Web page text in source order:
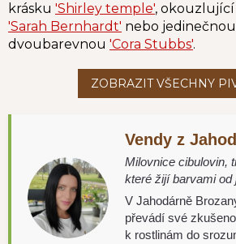
krásku 'Shirley temple',
'Sarah Bernhardt' nebo jedinečnou
dvoubarevnou 'Cora Stubbs'.
Vendy z
Milovnice cibulovin,
které žijí barvami od
V Jahodárně
převádí své
k rostlinám do